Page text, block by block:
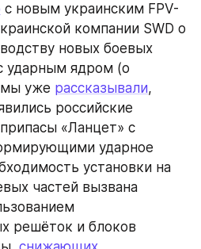
с новым украинским FPV-
компании SWD о
новых боевых
ударным ядром (о
мы уже рассказывали,
российские
«Ланцет» с
ударное
установки на
частей вызвана
решёток и блоков